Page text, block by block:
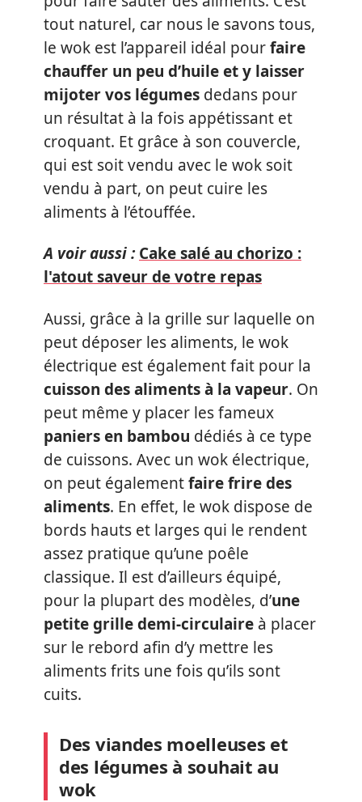
tout naturel, car nous le savons tous,
le wok est l’appareil idéal pourfaire
chauffer un peu d’huile et y laisser
mijoter vos légumes dedans pour
un résultat à la fois appétissant et
croquant. Et grâce à son couvercle,
qui est soit vendu avec le wok soit
vendu à part, on peut cuire les
aliments à l’étouffée.
A voir aussi : Cake salé au chorizo :
l'atout saveur de votre repas
Aussi, grâce à la grille sur laquelle on
peut déposer les aliments, le wok
électrique est également fait pour la
cuisson des aliments à la vapeur. On
peut même y placer les fameux
paniers en bambou dédiés à ce type
de cuissons. Avec un wok électrique,
on peut égalementfaire frire des
aliments. En effet, le wok dispose de
bords hauts et larges qui le rendent
assez pratique qu’une poêle
classique. Il est d’ailleurs équipé,
pour la plupart des modèles, d’une
petite grille demi-circulaire à placer
sur le rebord afin d’y mettre les
aliments frits une fois qu’ils sont
cuits.
Des viandes moelleuses et
des légumes à souhait au
wok